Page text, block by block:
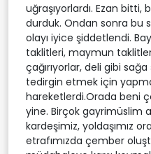
uğraşıyorlardı. Ezan
durduk. Ondan sonra bu
olayı iyice şiddetlendi.
taklitleri, maymun taklitleri
çağırıyorlar, deli gibi sağa
tedirgin etmek için
hareketlerdi.Orada beni
yine. Birçok gayrimüslim
kardeşimiz, yoldaşımız
etrafımızda çember